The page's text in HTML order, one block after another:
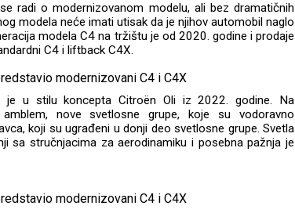
radi o modernizovanom modelu, ali bez dramatičnih
modela neće imati utisak da je njihov automobil naglo
modela C4 na tržištu je od 2020. godine i prodaje
C4 i liftback C4X.
je u stilu koncepta Citroën Oli iz 2022. godine. Na
nove svetlosne grupe, koje su vodoravno
koji su ugrađeni u donji deo svetlosne grupe. Svetla
sa stručnjacima za aerodinamiku i posebna pažnja je